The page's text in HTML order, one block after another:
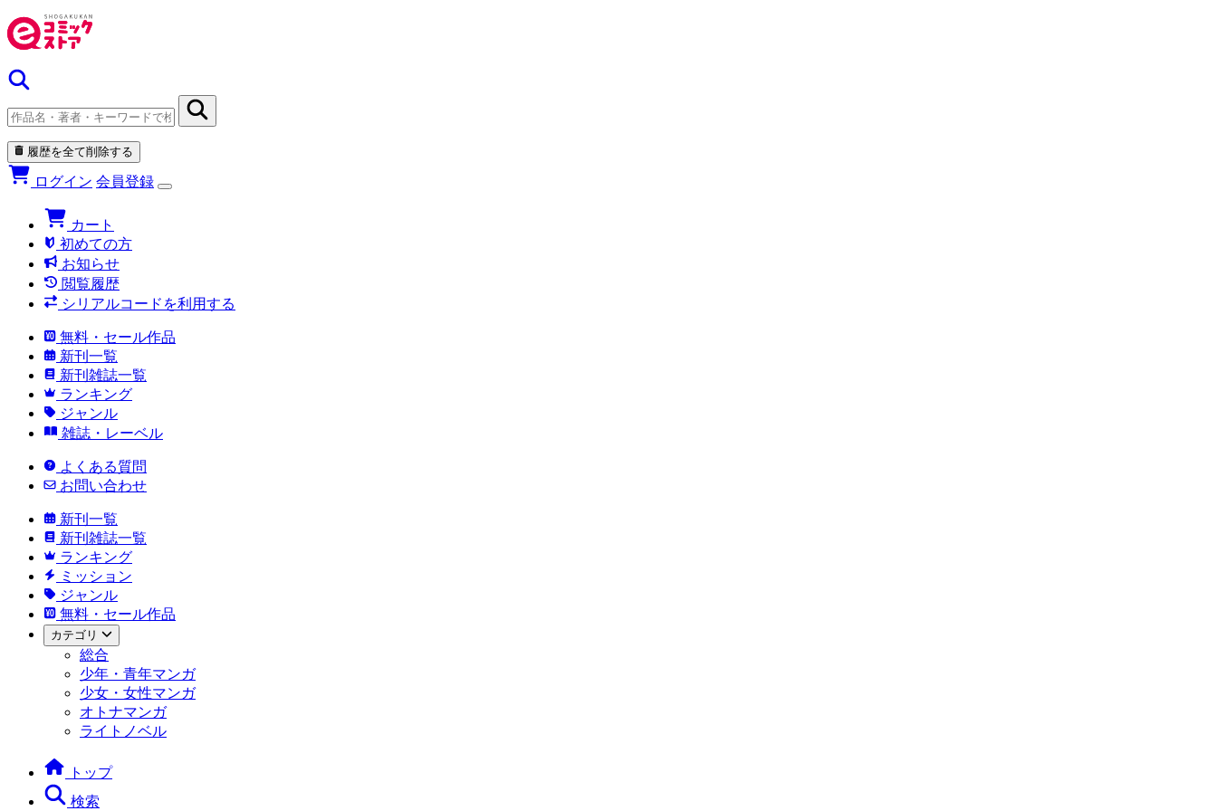
履歴を全て削除する
ログイン 会員登録
カート
初めての方
お知らせ
閲覧履歴
シリアルコードを利用する
無料・セール作品
新刊一覧
新刊雑誌一覧
ランキング
ジャンル
雑誌・レーベル
よくある質問
お問い合わせ
新刊一覧
新刊雑誌一覧
ランキング
ミッション
ジャンル
無料・セール作品
カテゴリ
総合
少年・青年マンガ
少女・女性マンガ
オトナマンガ
ライトノベル
トップ
検索